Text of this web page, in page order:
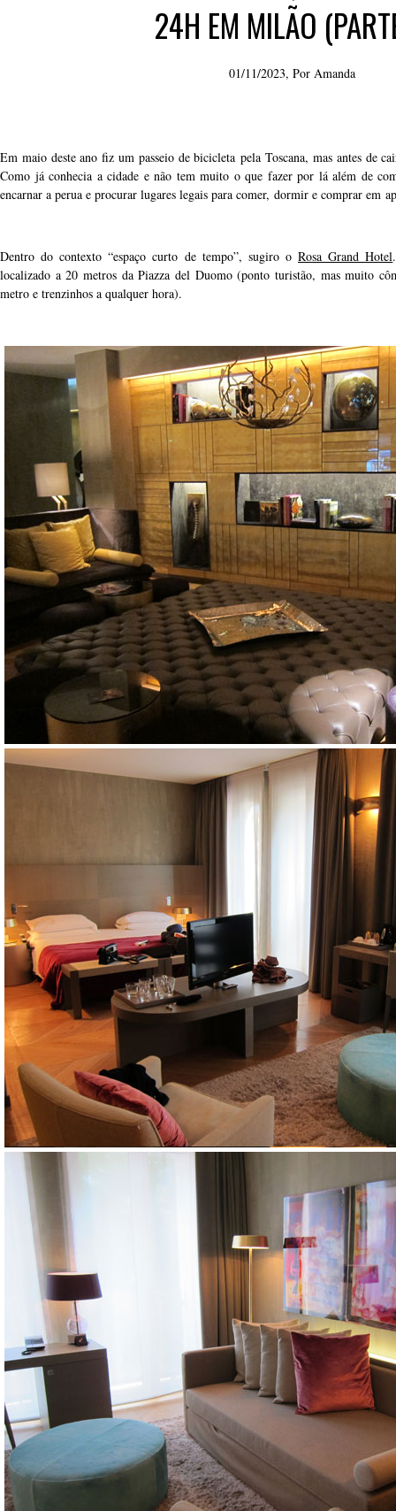
24H EM MILÃO
01/11/2023, Por Amanda
Em maio deste ano fiz um passeio de bicicleta pela Toscana, mas antes de
Como já conhecia a cidade e não tem muito o que fazer por lá além de
encarnar a perua e procurar lugares legais para comer, dormir e comprar em
Dentro do contexto “espaço curto de tempo”, sugiro oRosa Grand Hotel
localizado a 20 metros da Piazza del Duomo (ponto turistão, mas muito
metro e trenzinhos a qualquer hora).